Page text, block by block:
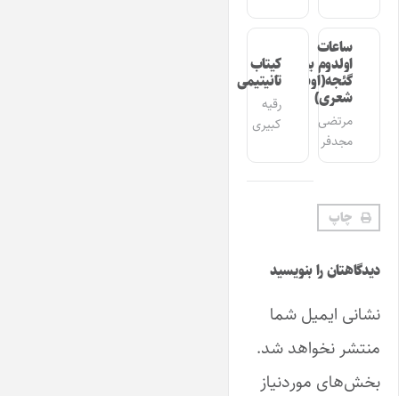
ساعات
اولدوم بیر
گئجه(اوشاق
شعری)
مرتضی
مجدفر
کیتاب
تانیتیمی
رقیه
کبیری
چاپ
دیدگاهتان را بنویسید
نشانی ایمیل شما
منتشر نخواهد شد.
بخش‌های موردنیاز